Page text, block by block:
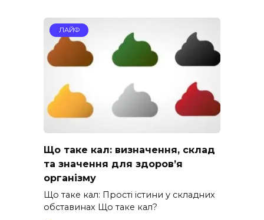
ЛАЙФ
Що таке кал: визначення, склад
та значення для здоров’я
організму
Що таке кал: Прості істини у складних
обставинах Що таке кал?